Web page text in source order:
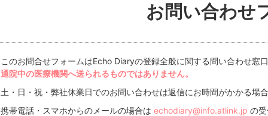
お問い合わせ
このお問合せフォームはEcho Diaryの登録全般に関する問い合わせ窓
通院中の医療機関へ送られるものではありません。
土・日・祝・弊社休業日でのお問い合わせは返信にお時間がかかる場
携帯電話・スマホからのメールの場合は echodiary@info.atlink.jp の